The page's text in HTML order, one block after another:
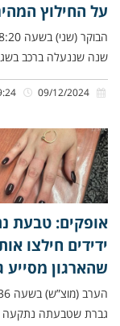
על החילוץ
שנה שננעלה ברכב
אופקים: טבעת
ידידים חילצו
שהארגון מסייע
גברת שטבעתה נתקעה